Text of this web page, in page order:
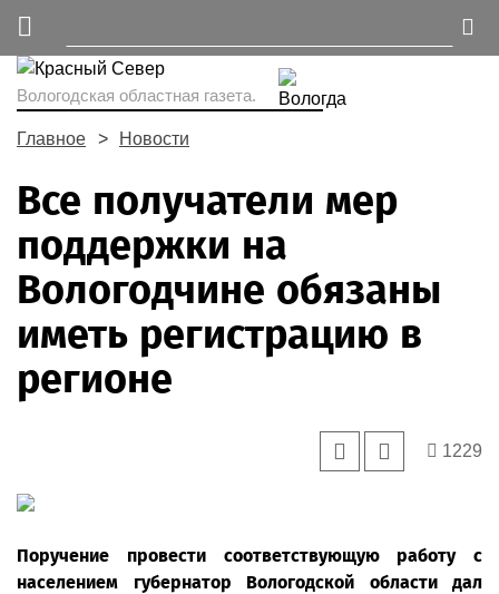
Вологодская областная газета.
Главное Новости
Все получатели мер
поддержки на
Вологодчине обязаны
иметь регистрацию в
регионе
1229
Поручение провести соответствующую работу с
населением губернатор Вологодской области дал